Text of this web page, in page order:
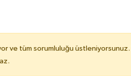
ve tüm sorumluluğu üstleniyorsunuz.